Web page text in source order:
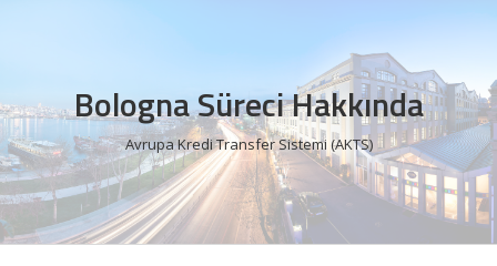
Bologna Süreci Hakkında
Avrupa Kredi Transfer Sistemi (AKTS)